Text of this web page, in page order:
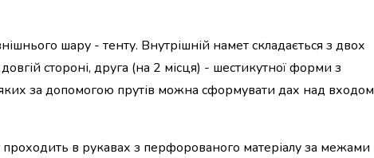
шару - тенту. Внутрішній намет складається з двох
стороні, друга (на 2 місця) - шестикутної форми з
за допомогою прутів можна сформувати дах над входом
в рукавах з перфорованого матеріалу за межами